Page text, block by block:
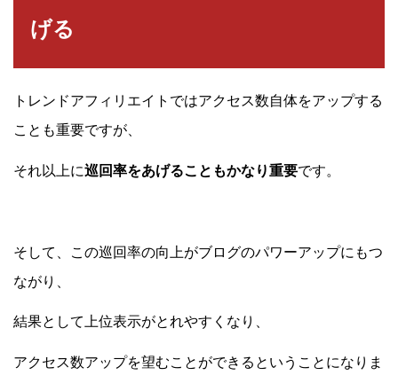
げる
トレンドアフィリエイトではアクセス数自体をアップする
ことも重要ですが、
それ以上に巡回率をあげることもかなり重要です。
そして、この巡回率の向上がブログのパワーアップにもつ
ながり、
結果として上位表示がとれやすくなり、
アクセス数アップを望むことができるということになりま